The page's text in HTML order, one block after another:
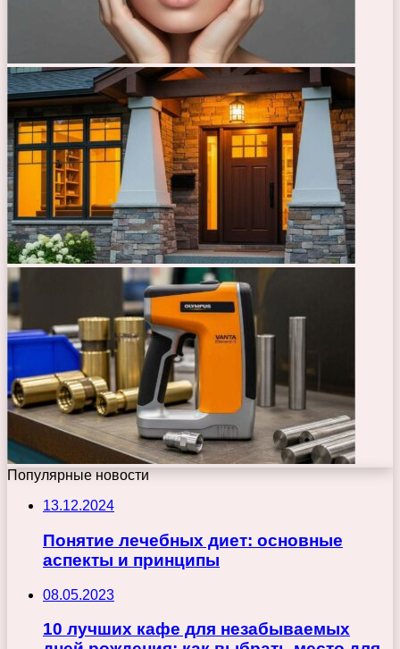
Популярные новости
13.12.2024
Понятие лечебных диет: основные
аспекты и принципы
08.05.2023
10 лучших кафе для незабываемых